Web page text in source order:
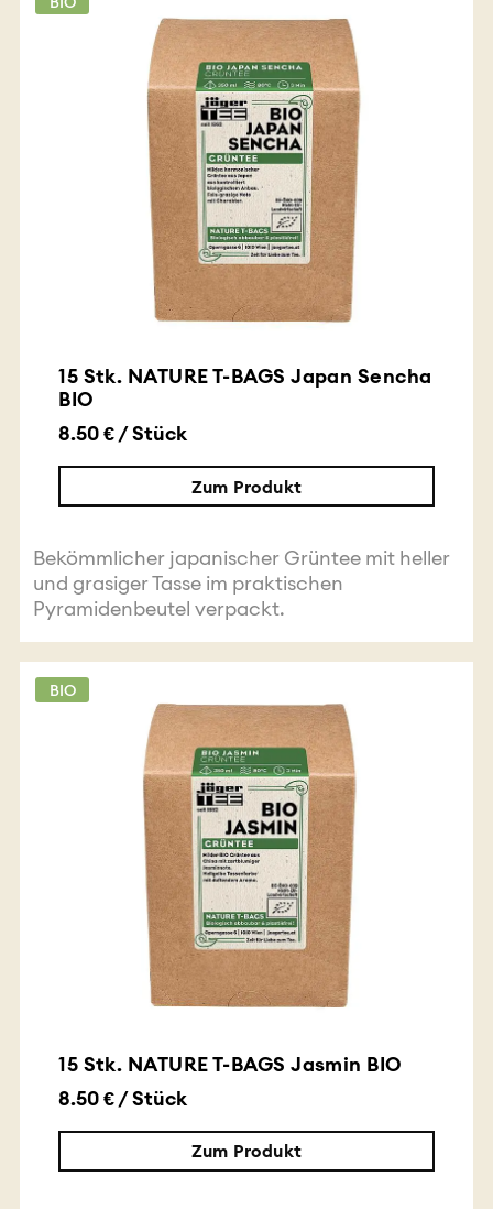
15 Stk. NATURE T-BAGS Japan Sencha
BIO
8.50 € / Stück
Zum Produkt
Bekömmlicher japanischer Grüntee mit heller
und grasiger Tasse im praktischen
Pyramidenbeutel verpackt.
BIO
15 Stk. NATURE T-BAGS Jasmin BIO
8.50 € / Stück
Zum Produkt